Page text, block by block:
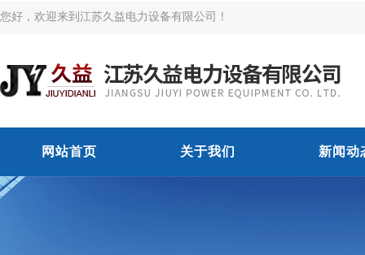
您好，欢迎来到江苏久益电力设备有限公司！
网站首页 关于我们 新闻动